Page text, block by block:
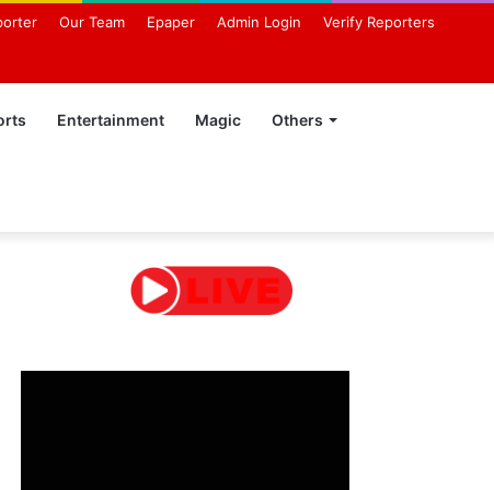
Our Team Epaper Admin Login Verify Reporters
Entertainment Magic Others